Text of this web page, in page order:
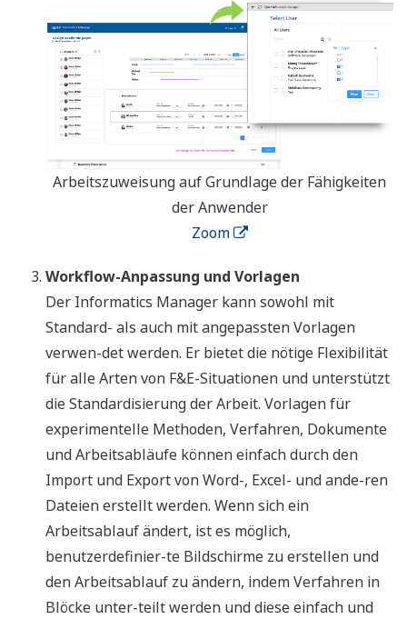
Arbeitszuweisung auf Grundlage der Fähigkeiten
der Anwender
Zoom
Workflow-Anpassung und Vorlagen
Der Informatics Manager kann sowohl mit
Standard- als auch mit angepassten Vorlagen
verwen-det werden. Er bietet die nötige Flexibilität
für alle Arten von F&E-Situationen und unterstützt
die Standardisierung der Arbeit. Vorlagen für
experimentelle Methoden, Verfahren, Dokumente
und Arbeitsabläufe können einfach durch den
Import und Export von Word-, Excel- und ande-ren
Dateien erstellt werden. Wenn sich ein
Arbeitsablauf ändert, ist es möglich,
benutzerdefinier-te Bildschirme zu erstellen und
den Arbeitsablauf zu ändern, indem Verfahren in
Blöcke unter-teilt werden und diese einfach und